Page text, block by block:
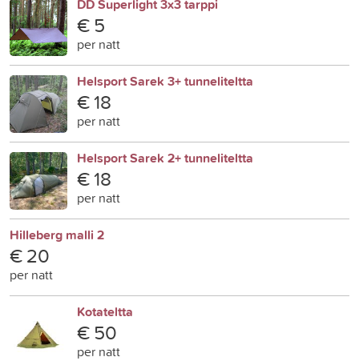
DD Superlight 3x3 tarppi
€ 5
per natt
Helsport Sarek 3+ tunneliteltta
€ 18
per natt
Helsport Sarek 2+ tunneliteltta
€ 18
per natt
Hilleberg malli 2
€ 20
per natt
Kotateltta
€ 50
per natt